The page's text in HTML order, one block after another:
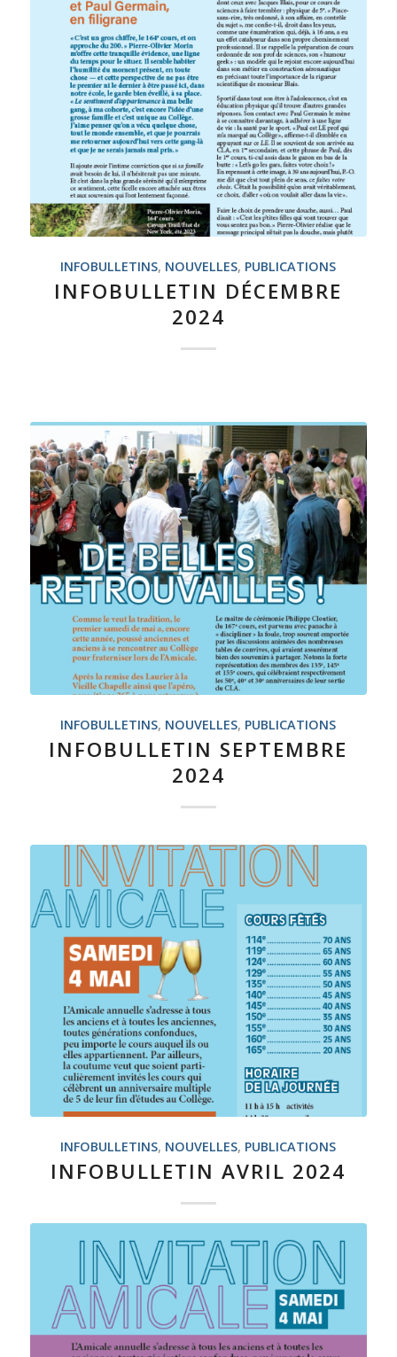
INFOBULLETINS, NOUVELLES, PUBLICATIONS
INFOBULLETIN DÉCEMBRE
2024
INFOBULLETINS, NOUVELLES, PUBLICATIONS
INFOBULLETIN SEPTEMBRE
2024
INFOBULLETINS, NOUVELLES, PUBLICATIONS
INFOBULLETIN AVRIL 2024